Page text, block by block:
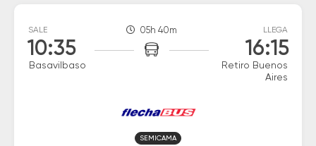
SALE
10:35
Basavilbaso
05h 40m LLEGA
16:15
Retiro Buenos
Aires
SEMICAMA